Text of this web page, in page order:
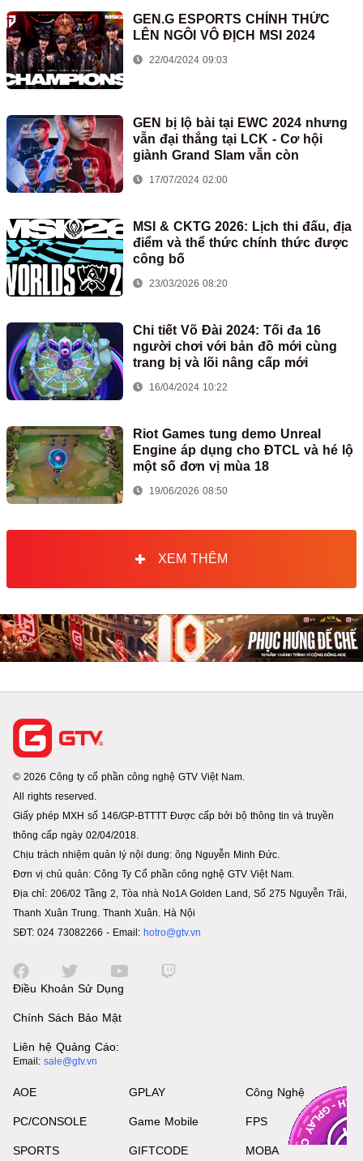
GEN.G ESPORTS CHÍNH THỨC
LÊN NGÔI VÔ ĐỊCH MSI 2024
22/04/2024 09:03
GEN bị lộ bài tại EWC 2024 nhưng
vẫn đại thắng tại LCK - Cơ hội
giành Grand Slam vẫn còn
17/07/2024 02:00
MSI & CKTG 2026: Lịch thi đấu, địa
điểm và thể thức chính thức được
công bố
23/03/2026 08:20
Chi tiết Võ Đài 2024: Tối đa 16
người chơi với bản đồ mới cùng
trang bị và lõi nâng cấp mới
16/04/2024 10:22
Riot Games tung demo Unreal
Engine áp dụng cho ĐTCL và hé lộ
một số đơn vị mùa 18
19/06/2026 08:50
XEM THÊM
© 2026 Công ty cổ phần công nghệ GTV Việt Nam.
All rights reserved.
Giấy phép MXH số 146/GP-BTTTT Được cấp bởi bộ thông tin và truyền
thông cấp ngày 02/04/2018.
Chịu trách nhiệm quản lý nội dung: ông Nguyễn Minh Đức.
Đơn vị chủ quản: Công Ty Cổ phần công nghệ GTV Việt Nam.
Địa chỉ: 206/02 Tầng 2, Tòa nhà No1A Golden Land, Số 275 Nguyễn Trãi,
Thanh Xuân Trung. Thanh Xuân. Hà Nội
SĐT: 024 73082266 - Email: hotro@gtv.vn
Điều Khoản Sử Dụng
Chính Sách Bảo Mật
Liên hệ Quảng Cáo:
Email: sale@gtv.vn
AOE
PC/CONSOLE
SPORTS
GPLAY
Game Mobile
GIFTCODE
Công Nghệ
FPS
MOBA